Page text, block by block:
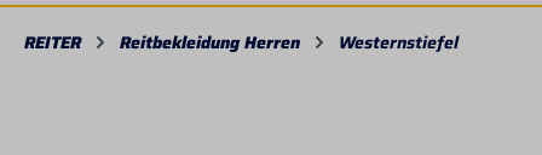
REITER Reitbekleidung Herren Westernstiefel